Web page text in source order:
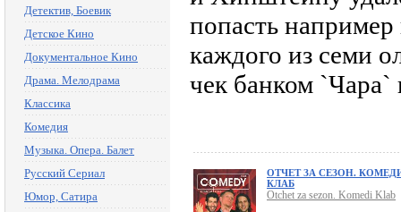
Детектив, Боевик
Детское Кино
Документальное Кино
Драма. Мелодрама
Классика
Комедия
Музыка. Опера. Балет
Русский Сериал
Юмор, Сатира
попасть
каждого из семи
чек банком `Чара`
ОТЧЕТ ЗА СЕЗОН.
КЛАБ
Otchet za sezon. Komedi Klab